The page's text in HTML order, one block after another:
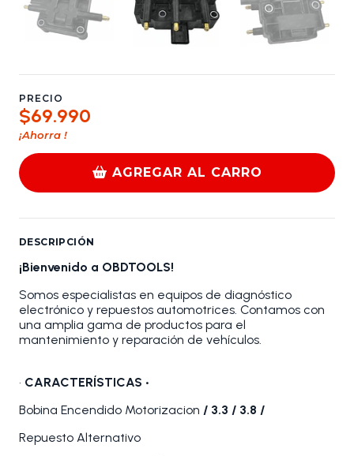
PRECIO
$69.990
¡Ahorra !
AGREGAR AL CARRO
DESCRIPCIÓN
¡Bienvenido a OBDTOOLS!
Somos especialistas en equipos de diagnóstico
electrónico y repuestos automotrices. Contamos con
una amplia gama de productos para el
mantenimiento y reparación de vehículos.
• CARACTERÍSTICAS •
Bobina Encendido Motorizacion / 3.3 / 3.8 /
Repuesto Alternativo